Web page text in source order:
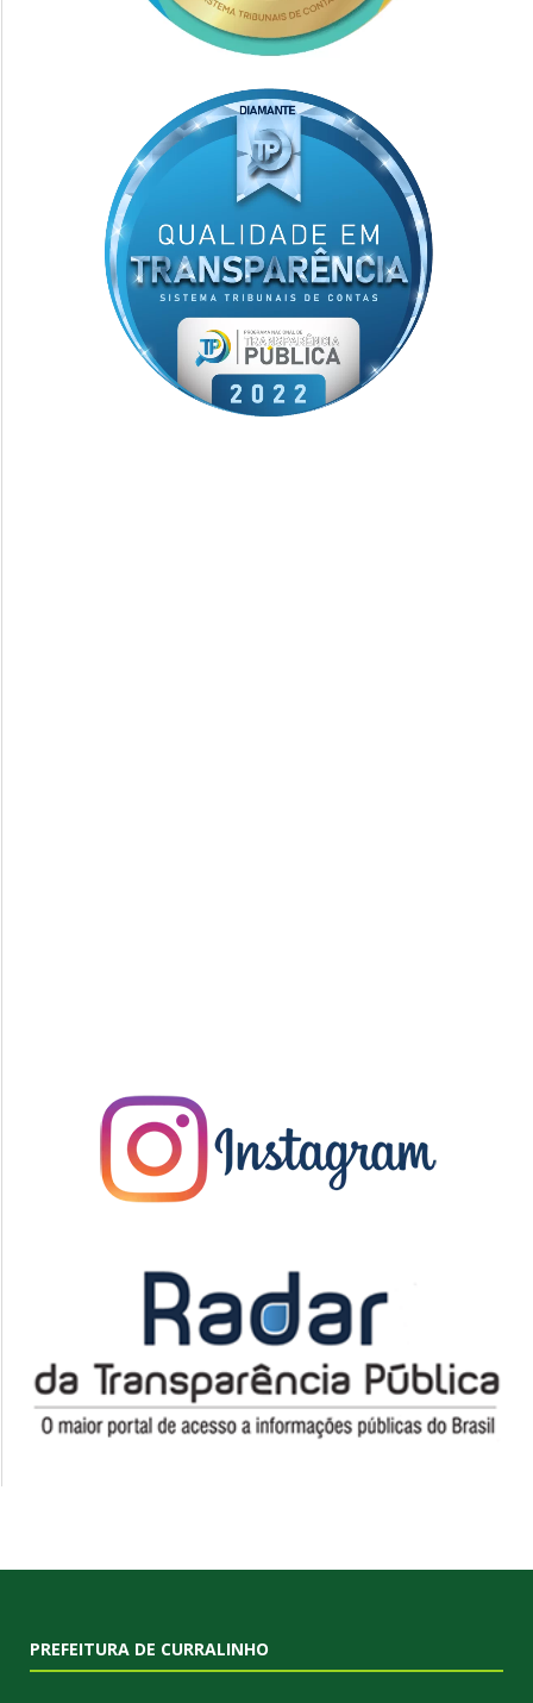
PREFEITURA DE CURRALINHO